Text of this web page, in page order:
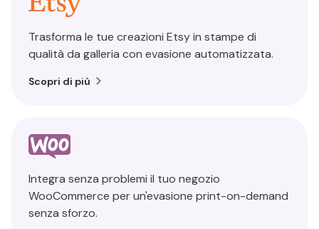
Trasforma le tue creazioni Etsy in stampe di
qualità da galleria con evasione automatizzata.
Scopri di più
Integra senza problemi il tuo negozio
WooCommerce per un'evasione print-on-demand
senza sforzo.